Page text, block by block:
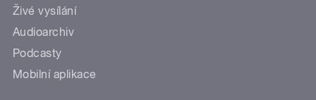
Živé vysílání
Audioarchiv
Podcasty
Mobilní aplikace